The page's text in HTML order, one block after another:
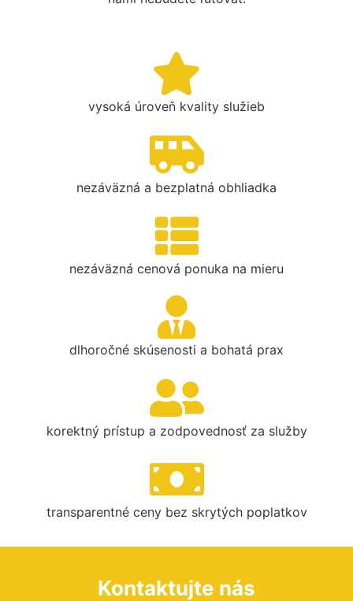
vysoká úroveň kvality služieb
nezáväzná a bezplatná obhliadka
nezáväzná cenová ponuka na mieru
dlhoročné skúsenosti a bohatá prax
korektný prístup a zodpovednosť za služby
transparentné ceny bez skrytých poplatkov
Kontaktujte nás